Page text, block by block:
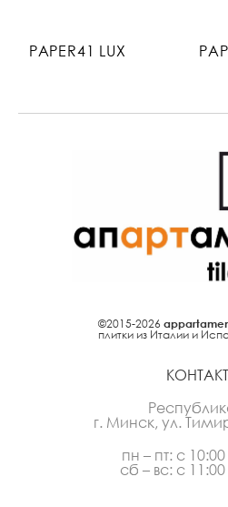
PAPER41 LUX
©2015-2026
плитки из Италии и
г. Минск, ул.
пн – пт: с
сб – вс: с